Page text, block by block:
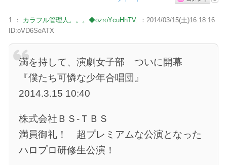
1 ： カラフル管理人。。。◆ozroYcuHhTV.
：2014/03/15(土)16:18:16
ID:oVD6SeATX
満を持して、演劇女子部 ついに開幕
『僕たち可憐な少年合唱団』
2014.3.15 10:40
株式会社ＢＳ-ＴＢＳ
満員御礼！ 超プレミアムな公演となった
ハロプロ研修生公演！